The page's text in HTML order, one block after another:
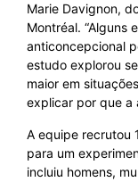
Marie Davignon,
Montréal. “Alguns
anticoncepcional
estudo explorou
maior em
explicar por que a
A equipe recrutou
para um
incluiu homens,